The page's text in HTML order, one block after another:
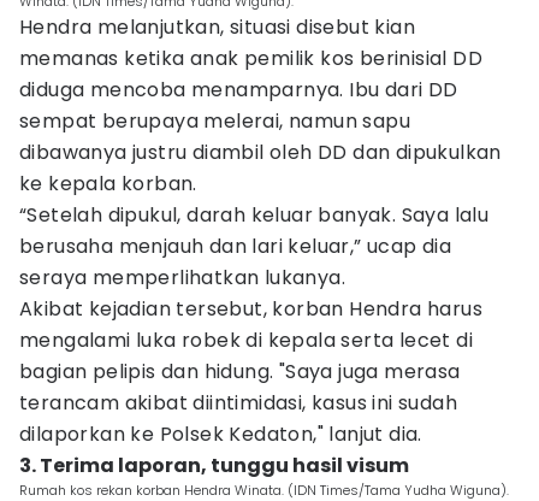
Hendra melanjutkan, situasi disebut kian
memanas ketika anak pemilik kos berinisial DD
diduga mencoba menamparnya. Ibu dari DD
sempat berupaya melerai, namun sapu
dibawanya justru diambil oleh DD dan dipukulkan
ke kepala korban.
“Setelah dipukul, darah keluar banyak. Saya lalu
berusaha menjauh dan lari keluar,” ucap dia
seraya memperlihatkan lukanya.
Akibat kejadian tersebut, korban Hendra harus
mengalami luka robek di kepala serta lecet di
bagian pelipis dan hidung. "Saya juga merasa
terancam akibat diintimidasi, kasus ini sudah
dilaporkan ke Polsek Kedaton," lanjut dia.
3. Terima laporan, tunggu hasil visum
Rumah kos rekan korban Hendra Winata. (IDN Times/Tama Yudha Wiguna).